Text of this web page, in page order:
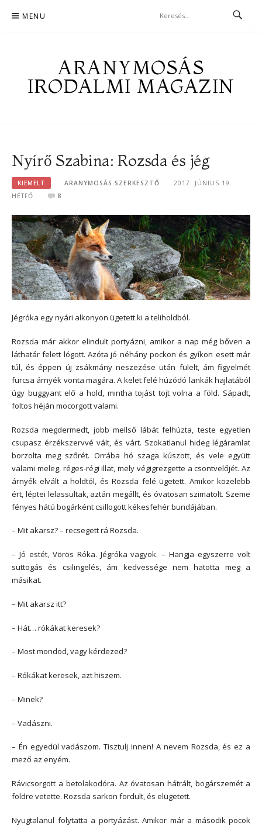
MENU
ARANYMOSÁS
IRODALMI MAGAZIN
Nyírő Szabina: Rozsda és jég
KIEMELT ARANYMOSÁS SZERKESZTŐ
2017. JÚNIUS 19.
HÉTFŐ
8
Jégróka egy nyári alkonyon ügetett ki a teliholdból.
Rozsda már akkor elindult portyázni, amikor a nap még bőven a
láthatár felett lógott. Azóta jó néhány pockon és gyíkon esett már
túl, és éppen új zsákmány neszezése után fülelt, ám figyelmét
furcsa árnyék vonta magára. A kelet felé húzódó lankák hajlatából
úgy buggyant elő a hold, mintha tojást tojt volna a föld. Sápadt,
foltos héján mocorgott valami.
Rozsda megdermedt, jobb mellső lábát felhúzta, teste egyetlen
csupasz érzékszervvé vált, és várt. Szokatlanul hideg légáramlat
borzolta meg szőrét. Orrába hó szaga kúszott, és vele együtt
valami meleg, réges-régi illat, mely végigrezgette a csontvelőjét. Az
árnyék elvált a holdtól, és Rozsda felé ügetett. Amikor közelebb
ért, léptei lelassultak, aztán megállt, és óvatosan szimatolt. Szeme
fényes hátú bogárként csillogott kékesfehér bundájában.
– Mit akarsz? – recsegett rá Rozsda.
– Jó estét, Vörös Róka. Jégróka vagyok. – Hangja egyszerre volt
suttogás és csilingelés, ám kedvessége nem hatotta meg a
másikat.
– Mit akarsz itt?
– Hát… rókákat keresek?
– Most mondod, vagy kérdezed?
– Rókákat keresek, azt hiszem.
– Minek?
– Vadászni.
– Én egyedül vadászom. Tisztulj innen! A nevem Rozsda, és ez a
mező az enyém.
Rávicsorgott a betolakodóra. Az óvatosan hátrált, bogárszemét a
földre vetette. Rozsda sarkon fordult, és elügetett.
Nyugtalanul folytatta a portyázást. Amikor már a második pocok